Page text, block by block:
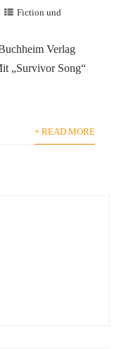
Fiction und
Verlag
„Survivor Song“
+ READ MORE